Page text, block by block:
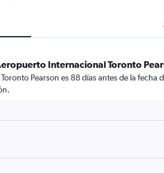
Internacional Toronto
Pearson es 88 días antes de la fecha